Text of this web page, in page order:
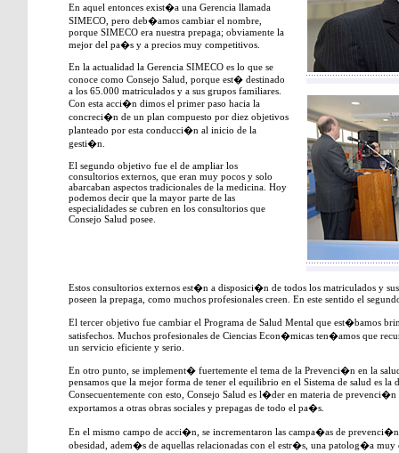
En aquel entonces exist�a una Gerencia llamada
SIMECO, pero deb�amos cambiar el nombre,
porque SIMECO era nuestra prepaga; obviamente la
mejor del pa�s y a precios muy competitivos.
En la actualidad la Gerencia SIMECO es lo que se
conoce como Consejo Salud, porque est� destinado
a los 65.000 matriculados y a sus grupos familiares.
Con esta acci�n dimos el primer paso hacia la
concreci�n de un plan compuesto por diez objetivos
planteado por esta conducci�n al inicio de la
gesti�n.
El segundo objetivo fue el de ampliar los
consultorios externos, que eran muy pocos y solo
abarcaban aspectos tradicionales de la medicina. Hoy
podemos decir que la mayor parte de las
especialidades se cubren en los consultorios que
Consejo Salud posee.
Estos consultorios externos est�n a disposici�n de todos los matriculados y
poseen la prepaga, como muchos profesionales creen. En este sentido el
El tercer objetivo fue cambiar el Programa de Salud Mental que est�bamos
satisfechos. Muchos profesionales de Ciencias Econ�micas ten�amos que
un servicio eficiente y serio.
En otro punto, se implement� fuertemente el tema de la Prevenci�n en la
pensamos que la mejor forma de tener el equilibrio en el Sistema de salud es la
Consecuentemente con esto, Consejo Salud es l�der en materia de
exportamos a otras obras sociales y prepagas de todo el pa�s.
En el mismo campo de acci�n, se incrementaron las campa�as de
obesidad, adem�s de aquellas relacionadas con el estr�s, una patolog�a